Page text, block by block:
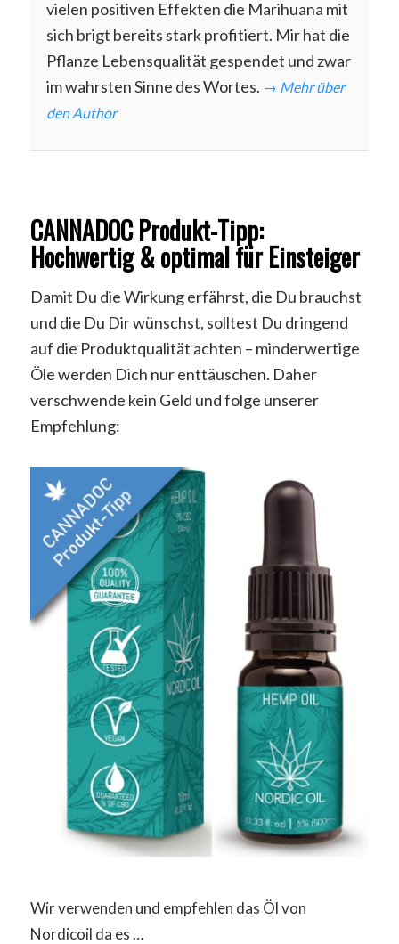
vielen positiven Effekten die Marihuana mit
sich brigt bereits stark profitiert. Mir hat die
Pflanze Lebensqualität gespendet und zwar
im wahrsten Sinne des Wortes. → Mehr über
den Author
CANNADOC Produkt-Tipp:
Hochwertig & optimal für Einsteiger
Damit Du die Wirkung erfährst, die Du brauchst
und die Du Dir wünschst, solltest Du dringend
auf die Produktqualität achten – minderwertige
Öle werden Dich nur enttäuschen. Daher
verschwende kein Geld und folge unserer
Empfehlung:
Wir verwenden und empfehlen das Öl von
Nordicoil da es …